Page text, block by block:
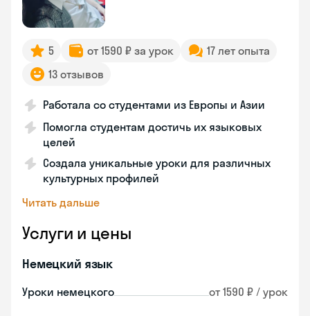
5 от 1590 ₽ за урок
17 лет опыта
13 отзывов
Работала со студентами из Европы и Азии
Помогла студентам достичь их языковых
целей
Создала уникальные уроки для различных
культурных профилей
Читать дальше
Услуги и цены
Немецкий язык
Уроки немецкого от 1590 ₽ / урок